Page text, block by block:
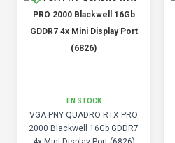
EN STOCK
VGA PNY QUADRO RTX PRO
2000 Blackwell 16Gb GDDR7